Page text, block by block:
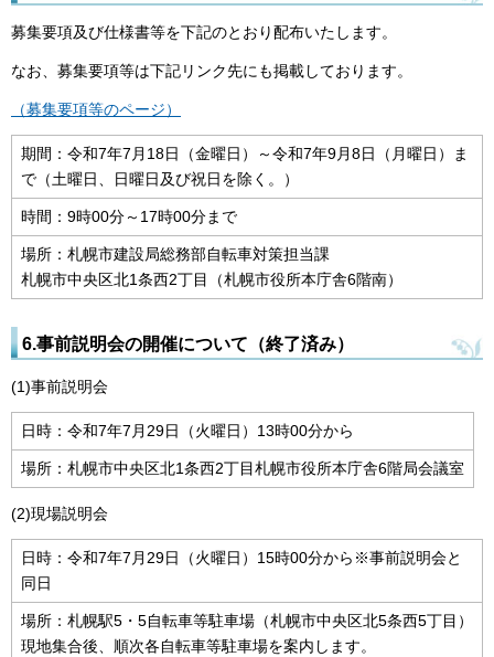
募集要項及び仕様書等を下記のとおり配布いたします。
なお、募集要項等は下記リンク先にも掲載しております。
（募集要項等のページ）
期間：令和7年7月18日（金曜日）～令和7年9月8日（月曜日）ま
で（土曜日、日曜日及び祝日を除く。）
時間：9時00分～17時00分まで
場所：札幌市建設局総務部自転車対策担当課
札幌市中央区北1条西2丁目（札幌市役所本庁舎6階南）
6.事前説明会の開催について（終了済み）
(1)事前説明会
日時：令和7年7月29日（火曜日）13時00分から
場所：札幌市中央区北1条西2丁目札幌市役所本庁舎6階局会議室
(2)現場説明会
日時：令和7年7月29日（火曜日）15時00分から※事前説明会と
同日
場所：札幌駅5・5自転車等駐車場（札幌市中央区北5条西5丁目）
現地集合後、順次各自転車等駐車場を案内します。